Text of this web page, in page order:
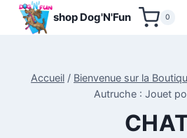
Aller
shop Dog'N'Fun 0
Accueil / Bienvenue sur la
Autruche : Jouet